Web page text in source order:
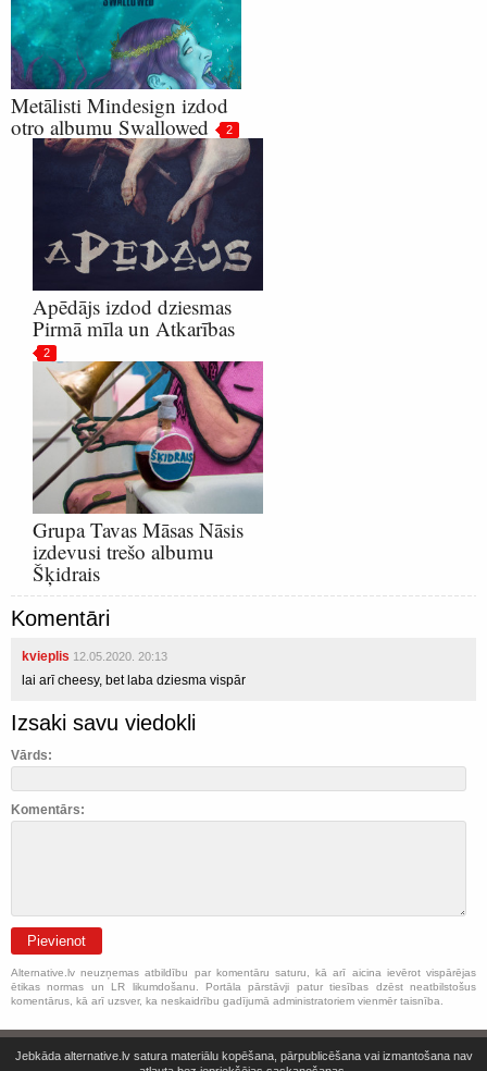
Metālisti Mindesign izdod
otro albumu Swallowed
2
Apēdājs izdod dziesmas
Pirmā mīla un Atkarības
2
Grupa Tavas Māsas Nāsis
izdevusi trešo albumu
Šķidrais
Komentāri
kvieplis 12.05.2020. 20:13
lai arī cheesy, bet laba dziesma vispār
Izsaki savu viedokli
Vārds:
Komentārs:
Pievienot
Alternative.lv neuzņemas atbildību par komentāru saturu, kā arī aicina ievērot vispārējas
ētikas normas un LR likumdošanu. Portāla pārstāvji patur tiesības dzēst neatbilstošus
komentārus, kā arī uzsver, ka neskaidrību gadījumā administratoriem vienmēr taisnība.
Jebkāda alternative.lv satura materiālu kopēšana, pārpublicēšana vai izmantošana nav